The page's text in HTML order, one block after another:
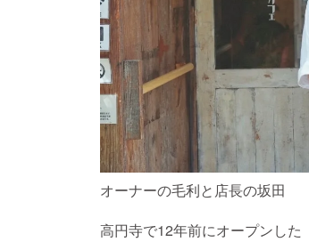
オーナーの毛利と店長の坂田
高円寺で12年前にオープンした